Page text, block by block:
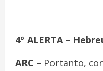
4º ALERTA –
ARC – Portanto,